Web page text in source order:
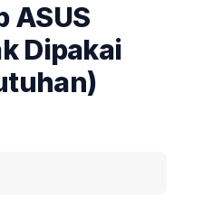
ASUS
Dipakai